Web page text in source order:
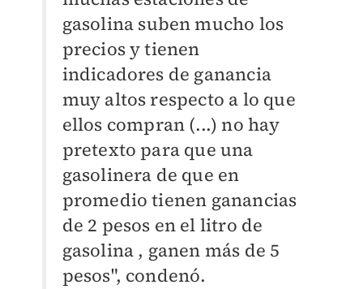
gasolina suben mucho los
precios y tienen
indicadores de ganancia
muy altos respecto a lo que
ellos compran (...) no hay
pretexto para que una
gasolinera de que en
promedio tienen ganancias
de 2 pesos en el litro de
gasolina , ganen más de 5
pesos", condenó.